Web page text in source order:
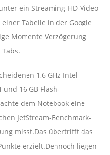
ein Streaming-HD-Video
Tabelle in der Google
Momente Verzögerung
1,6 GHz Intel
und 16 GB Flash-
dem Notebook eine
JetStream-Benchmark-
misst.Das übertrifft das
erzielt.Dennoch liegen